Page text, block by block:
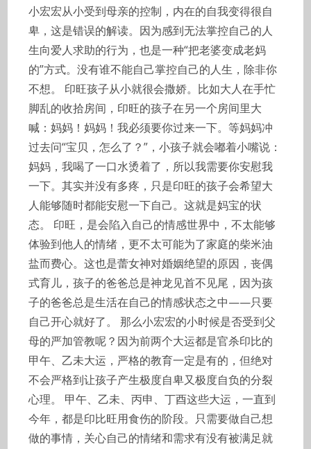
小宏宏从小受到母亲的控制，内在的自我变得很自
卑，这是错误的解读。因为感到无法掌控自己的人
生向爱人求助的行为，也是一种“把老婆变成老妈
的”方式。没有谁不能自己掌控自己的人生，除非你
不想。 印旺孩子从小就很会撒娇。比如大人在手忙
脚乱的收拾房间，印旺的孩子在另一个房间里大
喊：妈妈！妈妈！我必须要你过来一下。等妈妈冲
过去问“宝贝，怎么了？”，小孩子就会嘟着小嘴说：
妈妈，我喝了一口水烫着了，所以我需要你安慰我
一下。其实并没有多疼，只是印旺的孩子会希望大
人能够随时都能安慰一下自己。这就是妈宝的状
态。 印旺，是会陷入自己的情感世界中，不太能够
体验到他人的情绪，更不太可能为了家庭的柴米油
盐而费心。这也是蕾女神对婚姻绝望的原因，丧偶
式育儿，孩子的爸爸总是神龙见首不见尾，因为孩
子的爸爸总是生活在自己的情感状态之中——只要
自己开心就好了。 那么小宏宏的小时候是否受到父
母的严加管教呢？因为前两个大运都是官杀印比的
甲午、乙未大运，严格的教育一定是有的，但绝对
不会严格到让孩子产生极度自卑又极度自负的分裂
心理。 甲午、乙未、丙申、丁酉这些大运，一直到
今年，都是印比旺用食伤的阶段。只需要做自己想
做的事情，关心自己的情绪和需求有没有被满足就